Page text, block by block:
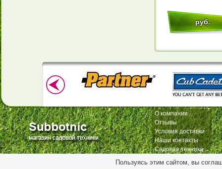
руб.
О компании
Отзывы
Условия доставки
Наши контакты
Садовая техника
Пользуясь этим сайтом, вы